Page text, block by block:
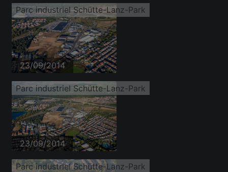
Parc industriel Schütte-Lanz-Park
23/09/2014
Parc industriel Schütte-Lanz-Park
23/09/2014
Parc industriel Schütte-Lanz-Park